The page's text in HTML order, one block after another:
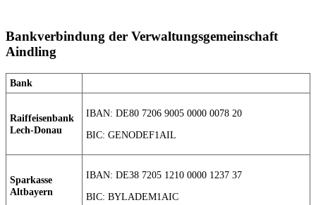
Bankverbindung der Verwaltungsgemeinschaft
Aindling
Bank
Raiffeisenbank
Lech-Donau
IBAN: DE80 7206 9005 0000 0078 20
BIC: GENODEF1AIL
Sparkasse
Altbayern
IBAN: DE38 7205 1210 0000 1237 37
BIC: BYLADEM1AIC